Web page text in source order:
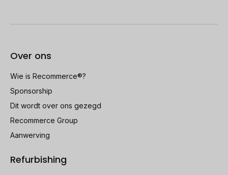
Over ons
Wie is Recommerce®?
Sponsorship
Dit wordt over ons gezegd
Recommerce Group
Aanwerving
Refurbishing